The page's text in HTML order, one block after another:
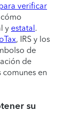
verificar
y estatal.
, IRS y los
de
de
en
su